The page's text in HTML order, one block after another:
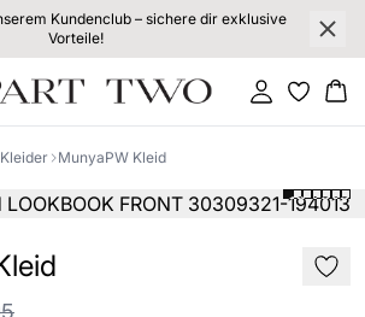
Kundenclub – sichere dir exklusive
Vorteile!
Einloggen
Kleider
MunyaPW Kleid